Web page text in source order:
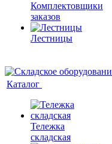
Комплектовщики
заказов
Лестницы
Каталог
Тележка
складская